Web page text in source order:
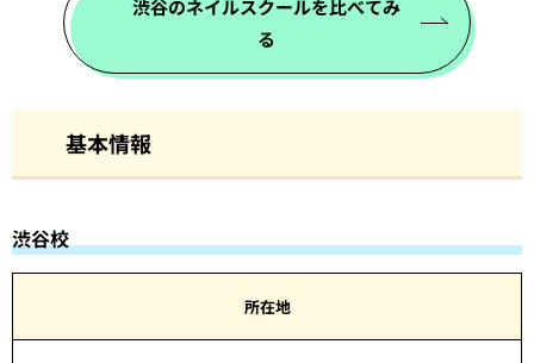
渋谷のネイルスクールを比べてみ
る
基本情報
渋谷校
所在地